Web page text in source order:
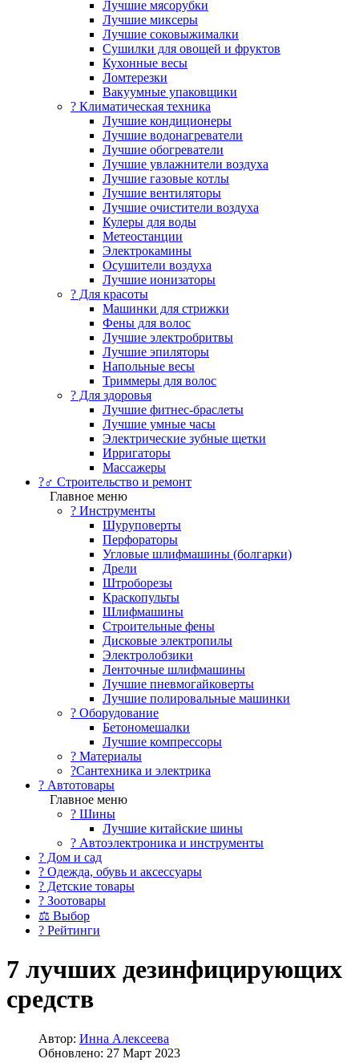
Лучшие мясорубки
Лучшие миксеры
Лучшие соковыжималки
Сушилки для овощей и фруктов
Кухонные весы
Ломтерезки
Вакуумные упаковщики
?️ Климатическая техника
Лучшие кондиционеры
Лучшие водонагреватели
Лучшие обогреватели
Лучшие увлажнители воздуха
Лучшие газовые котлы
Лучшие вентиляторы
Лучшие очистители воздуха
Кулеры для воды
Метеостанции
Электрокамины
Осушители воздуха
Лучшие ионизаторы
? Для красоты
Машинки для стрижки
Фены для волос
Лучшие электробритвы
Лучшие эпиляторы
Напольные весы
Триммеры для волос
? Для здоровья
Лучшие фитнес-браслеты
Лучшие умные часы
Электрические зубные щетки
Ирригаторы
Массажеры
?‍♂️ Строительство и ремонт
Главное меню
?️ Инструменты
Шуруповерты
Перфораторы
Угловые шлифмашины (болгарки)
Дрели
Штроборезы
Краскопульты
Шлифмашины
Строительные фены
Дисковые электропилы
Электролобзики
Ленточные шлифмашины
Лучшие пневмогайковерты
Лучшие полировальные машинки
?️ Оборудование
Бетономешалки
Лучшие компрессоры
? Материалы
?Сантехника и электрика
? Автотовары
Главное меню
? Шины
Лучшие китайские шины
? Автоэлектроника и инструменты
? Дом и сад
? Одежда, обувь и аксессуары
? Детские товары
? Зоотовары
⚖ Выбор
? Рейтинги
7 лучших дезинфицирующих
средств
Автор: Инна Алексеева
Обновлено: 27 Март 2023